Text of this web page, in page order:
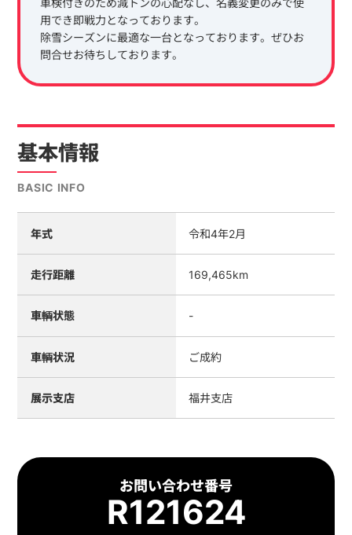
車検付きのため減トンの心配なし、名義変更のみで使
用でき即戦力となっております。
除雪シーズンに最適な一台となっております。ぜひお
問合せお待ちしております。
基本情報
BASIC INFO
年式 令和4年2月
走行距離 169,465km
車輌状態 -
車輌状況 ご成約
展示支店 福井支店
お問い合わせ番号
R121624